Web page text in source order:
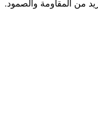
من المقاومة والصمود.